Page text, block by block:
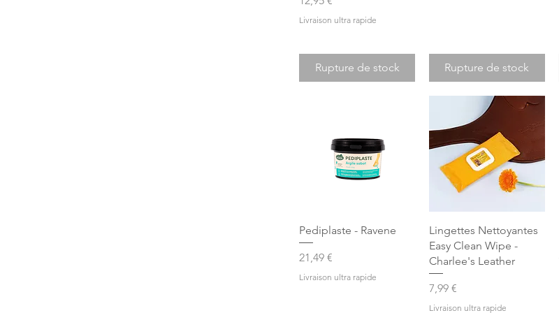
Livraison ultra rapide
Rupture de stock Rupture de stock
Aperçu rapide
Pediplaste - Ravene
Prix
21,49 €
Livraison ultra rapide
Aperçu rapide
Lingettes Nettoyantes
Easy Clean Wipe -
Charlee's Leather
Prix
7,99 €
Livraison ultra rapide